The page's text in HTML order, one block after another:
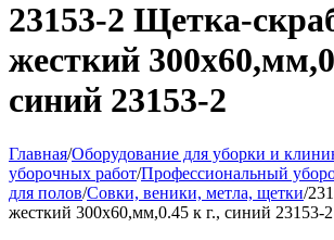
23153-2 Щетка-
жесткий
синий 23153-2
Главная/Оборудование для уборки и
уборочных работ/Профессиональный
для полов/Совки, веники, метла, щетки/
жесткий 300х60,мм,0.45 к г., синий 23153-2